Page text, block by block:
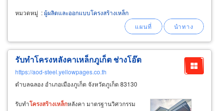
โครงหลังคาเหล็ก
พีอีบี ห้างหุ้นส่วนจำกัด ดับบลิวซี
หมวดหมู่ :ผู้ผลิตและออกแบบโครงสร้างเหล็ก
รับทำโครงหลังคาเหล็กภูเก็ต ช่างโอ๊ต
https://aod-steel.yellowpages.co.th
ตำบลฉลอง อำเภอเมืองภูเก็ต จังหวัดภูเก็ต 83130
รับทำโครงสร้างเหล็กหลังคา มาตรฐานวิศวกรรม